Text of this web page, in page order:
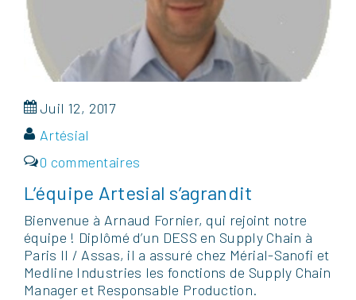
Juil 12, 2017
Artésial
0 commentaires
L’équipe Artesial s’agrandit
Bienvenue à Arnaud Fornier, qui rejoint notre
équipe ! Diplômé d’un DESS en Supply Chain à
Paris II / Assas, il a assuré chez Mérial-Sanofi et
Medline Industries les fonctions de Supply Chain
Manager et Responsable Production.